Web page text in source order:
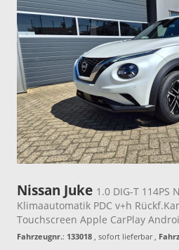
Nissan Juke 1.0 DIG-T 114PS
Klimaautomatik PDC v+h
Touchscreen Apple CarPlay
Fahrzeugnr.: 133018 , sofort lieferbar,